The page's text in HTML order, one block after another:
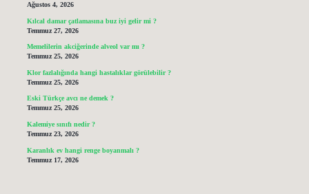
Ağustos 4, 2026
Kılcal damar çatlamasına buz iyi gelir mi ?
Temmuz 27, 2026
Memelilerin akciğerinde alveol var mı ?
Temmuz 25, 2026
Klor fazlalığında hangi hastalıklar görülebilir ?
Temmuz 25, 2026
Eski Türkçe avcı ne demek ?
Temmuz 25, 2026
Kalemiye sınıfı nedir ?
Temmuz 23, 2026
Karanlık ev hangi renge boyanmalı ?
Temmuz 17, 2026